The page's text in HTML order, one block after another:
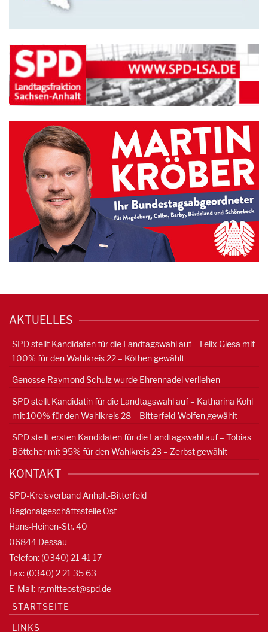
AKTUELLES
SPD stellt Kandidaten für die Landtagswahl auf – Felix Giesa mit
100% für den Wahlkreis 22 – Köthen gewählt
Genosse Raymond Schulz wurde Ehrennadel verliehen
SPD stellt Kandidatin für die Landtagswahl auf – Katharina Kohl
mit 100% für den Wahlkreis 28 – Bitterfeld-Wolfen gewählt
SPD stellt ersten Kandidaten für die Landtagswahl auf – Tobias
Böttcher mit 95% für den Wahlkreis 23 – Zerbst gewählt
KONTAKT
SPD-Kreisverband Anhalt-Bitterfeld
Regionalgeschäftsstelle Ost
Hans-Heinen-Str. 40
06844 Dessau
Telefon: (0340) 21 41 17
Fax: (0340) 2 21 35 63
E-Mail: rg.mitteost@spd.de
STARTSEITE
LINKS